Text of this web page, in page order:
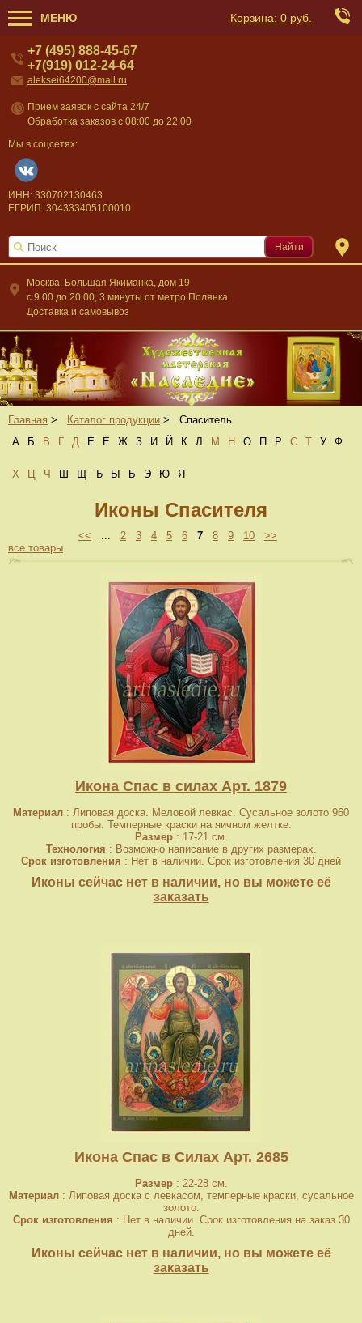
МЕНЮ Корзина: 0 руб.
Москва, Большая Якиманка, дом 19
c 9.00 до 20.00, 3 минуты от метро Полянка
Доставка и самовывоз
+7 (495) 888-45-67
+7(919) 012-24-64
aleksei64200@mail.ru
Прием заявок с сайта 24/7
Обработка заказов с 08:00 до 22:00
Мы в соцсетях:
ИНН: 330702130463
ЕГРИП: 304333405100010
Найти
Главная > Каталог продукции >
Спаситель
А
Б В Г Д Е Ё Ж З И Й К Л М Н О П Р С Т У Ф
Х Ц Ч Ш Щ Ъ Ы Ь Э Ю Я
Иконы Спасителя
<< ... 2 3 4 5 6 7 8 9 10
>>
все товары
Икона Спас в силах Арт. 1879
Материал : Липовая доска. Меловой левкас. Сусальное золото 960
пробы. Темперные краски на яичном желтке.
Размер: 17-21 см.
Технология : Возможно написание в других размерах.
Срок изготовления : Нет в наличии. Срок изготовления 30 дней
Иконы сейчас нет в наличии, но вы можете её
заказать
Икона Спас в Силах Арт. 2685
Размер: 22-28 см.
Материал: Липовая доска с левкасом, темперные краски, сусальное
золото.
Срок изготовления : Нет в наличии. Срок изготовления на заказ 30
дней.
Иконы сейчас нет в наличии, но вы можете её
заказать